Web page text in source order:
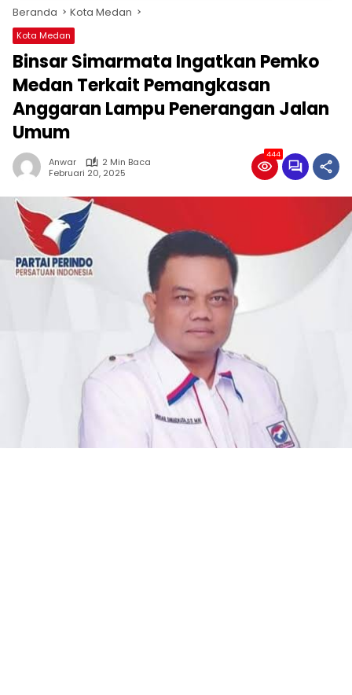
Beranda Kota Medan
Kota Medan
Binsar Simarmata Ingatkan Pemko
Medan Terkait Pemangkasan
Anggaran Lampu Penerangan Jalan
Umum
Anwar
2 Min Baca
Februari 20, 2025
444